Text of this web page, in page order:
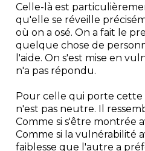
Celle-là est
qu'elle se réveille
où on a osé. On a fait le
quelque chose de
l'aide. On s'est mise en
n'a pas répondu.
Pour celle qui porte cette
n'est pas neutre. Il
Comme si s'être montrée
Comme si la vulnérabilité
faiblesse que l'autre a